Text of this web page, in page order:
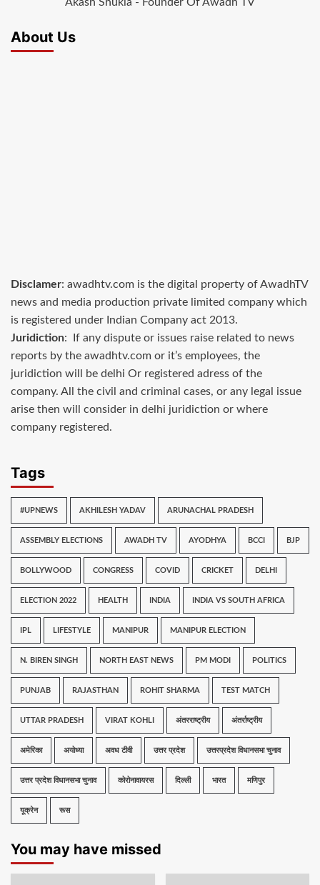
About Us
Disclamer: awadhtv.com is the digital property of AwadhTV
news and media production private limited company which
is registered under Indian Company act 2013.
Juridiction: If any dispute or issues raise related to news
reports by the awadhtv.com or it’s employees, the
juridiction will be delhi Or registered adress of the
company. All the civil and criminal cases, or any legal issue
arise then will consider in delhi juridiction or where
company registered.
Tags
#UPNEWS AKHILESH YADAV ARUNACHAL PRADESH
ASSEMBLY ELECTIONS AWADH TV AYODHYA BCCI BJP
BOLLYWOOD CONGRESS COVID CRICKET DELHI
ELECTION 2022 HEALTH INDIA INDIA VS SOUTH AFRICA
IPL LIFESTYLE MANIPUR MANIPUR ELECTION
N. BIREN SINGH NORTH EAST NEWS PM MODI POLITICS
PUNJAB RAJASTHAN ROHIT SHARMA TEST MATCH
UTTAR PRADESH VIRAT KOHLI अंतरराष्ट्रीय अंतर्राष्ट्रीय
अमेरिका अयोध्या अवध टीवी उत्तर प्रदेश उत्तरप्रदेश विधानसभा चुनाव
उत्तर प्रदेश विधानसभा चुनाव कोरोनावायरस दिल्ली भारत मणिपुर
यूक्रेन रूस
You may have missed